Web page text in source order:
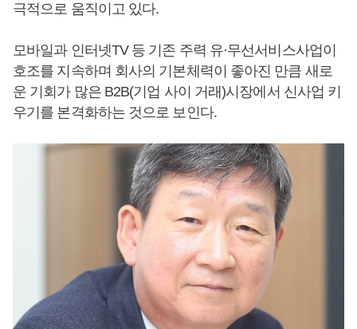
극적으로 움직이고 있다.
모바일과 인터넷TV 등 기존 주력 유·무선서비스사업이
호조를 지속하며 회사의 기본체력이 좋아진 만큼 새로
운 기회가 많은 B2B(기업 사이 거래)시장에서 신사업 키
우기를 본격화하는 것으로 보인다.